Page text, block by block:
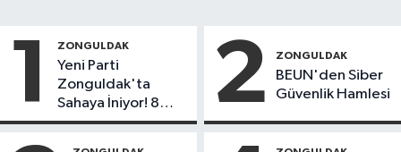
1 ZONGULDAK
Yeni Parti
Zonguldak'ta
Sahaya İniyor! 8
İlçede Kurucu
2 ZONGULDAK
BEUN'den Siber
Güvenlik Hamlesi